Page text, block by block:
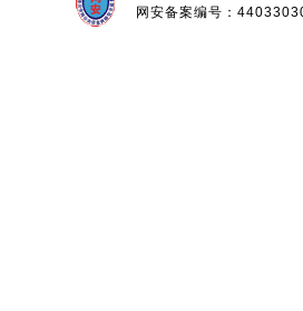
网安备案编号：